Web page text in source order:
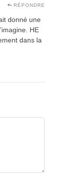
RÉPONDRE
donné une
HE
dans la